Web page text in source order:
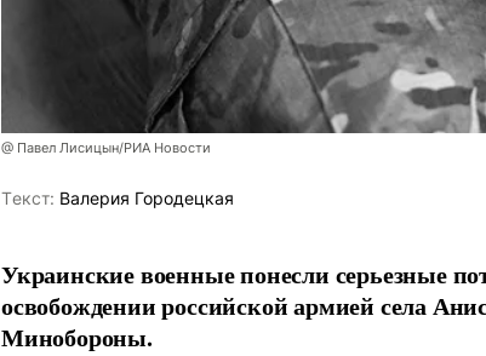
@ Павел Лисицын/РИА Новости
Tекст: Валерия Городецкая
Украинские военные понесли серьезные
освобождении российской армией села
Минобороны.